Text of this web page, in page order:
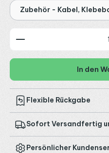
Zubehör - Kabel,
Produkt Anzahl: Gib
In den
Flexible Rückgabe
Sofort Versandfertig
Persönlicher